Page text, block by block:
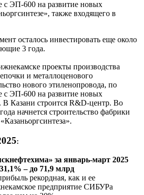
с ЭП-600 на развитие новых
также входящего в
осталось инвестировать еще около
3 года.
проекты производства
и металлоценового
нового этиленопровода, по
с ЭП-600 на развитие новых
Казани строится R&D-центр. Во
начнется строительство фабрики
:
за январь-март 2025
– до 71,9 млрд
рекордная, как и ее
предприятие СИБУРа